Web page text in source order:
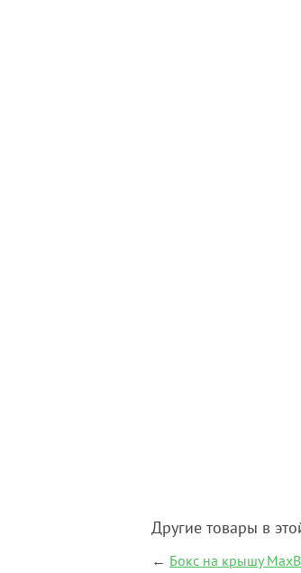
Другие товары в
← Бокс на крышу